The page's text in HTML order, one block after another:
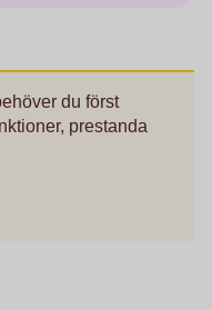
du först
prestanda